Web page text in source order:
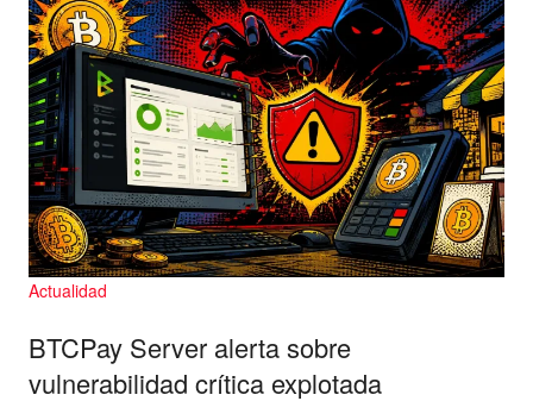
Actualidad
BTCPay Server alerta sobre
vulnerabilidad crítica explotada